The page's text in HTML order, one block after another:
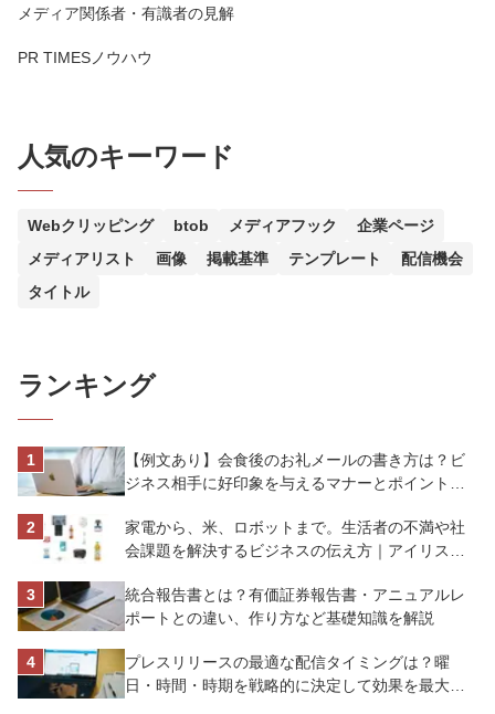
メディア関係者・有識者の見解
PR TIMESノウハウ
人気のキーワード
Webクリッピング btob メディアフック
企業ページ
メディアリスト
画像 掲載基準 テンプレート
配信機会
タイトル
ランキング
【例文あり】会食後のお礼メールの書き方は？ビ
ジネス相手に好印象を与えるマナーとポイントを
家電から、米、ロボットまで。生活者の不満や社
会課題を解決するビジネスの伝え方｜アイリスオ
統合報告書とは？有価証券報告書・アニュアルレ
ポートとの違い、作り方など基礎知識を解説
プレスリリースの最適な配信タイミングは？曜
日・時間・時期を戦略的に決定して効果を最大化